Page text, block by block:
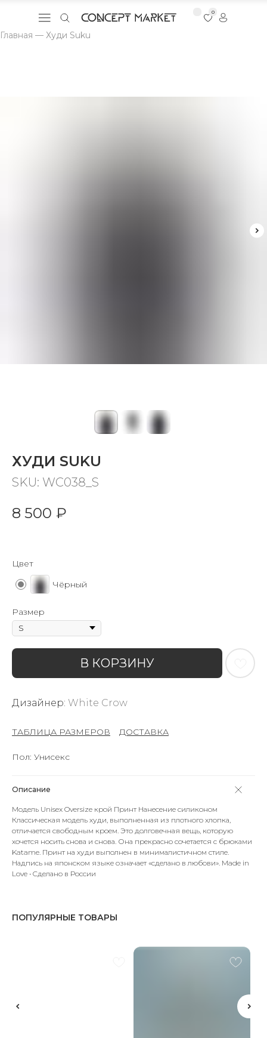
0
Главная — Худи Suku
ХУДИ SUKU
SKU: WC038_S
8 500 ₽
Цвет
Чёрный
Размер
В КОРЗИНУ
Дизайнер: White Crow
ТАБЛИЦА РАЗМЕРОВ ДОСТАВКА
Пол: Унисекс
Описание
Модель Unisex Oversize крой Принт Нанесение силиконом
Классическая модель худи, выполненная из плотного хлопка,
отличается свободным кроем. Это долговечная вещь, которую
хочется носить снова и снова. Она прекрасно сочетается с брюками
Katame. Принт на худи выполнен в минималистичном стиле.
Надпись на японском языке означает «сделано в любови». Made in
Love • Cделано в России
ПОПУЛЯРНЫЕ ТОВАРЫ